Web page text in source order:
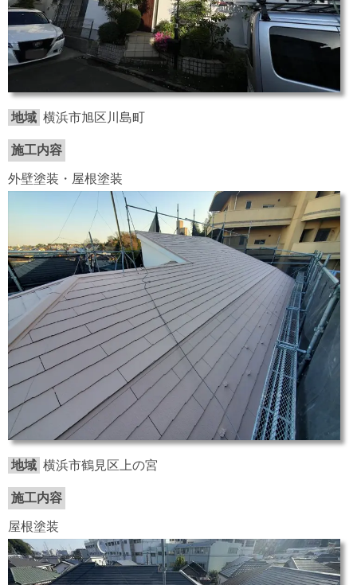
地域 横浜市旭区川島町
施工内容
外壁塗装・屋根塗装
地域 横浜市鶴見区上の宮
施工内容
屋根塗装